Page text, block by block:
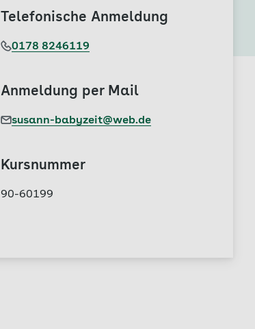
Telefonische Anmeldung
0178 8246119
Anmeldung per Mail
susann-babyzeit@web.de
Kursnummer
90-60199